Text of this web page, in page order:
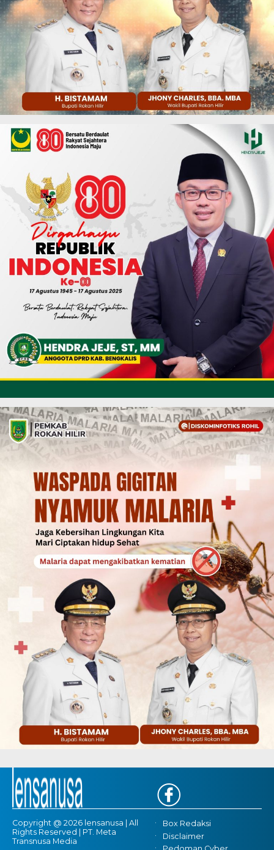
Copyright @ 2026 lensanusa | All
Rights Reserved | PT. Meta
Transnusa Media
Box Redaksi
Disclaimer